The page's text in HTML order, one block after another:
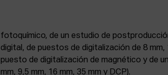
mm, 9,5 mm, 16 mm, 35 mm y DCP).